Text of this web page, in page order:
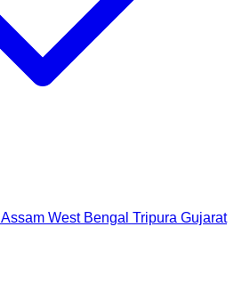
Assam West Bengal Tripura Gujarat